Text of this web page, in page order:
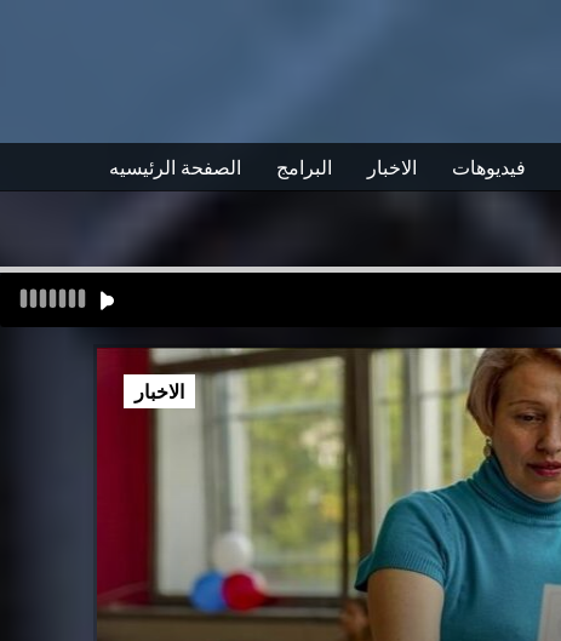
الصفحة الرئيسيه البرامج الاخبار فيديوهات
الاخبار